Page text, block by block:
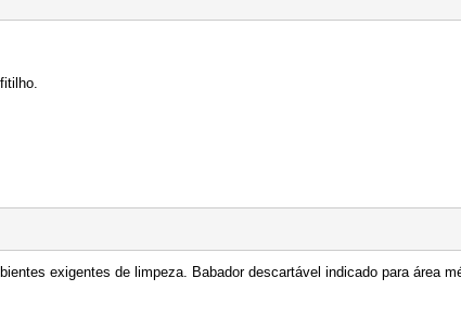
exigentes de limpeza. Babador descartável indicado para área